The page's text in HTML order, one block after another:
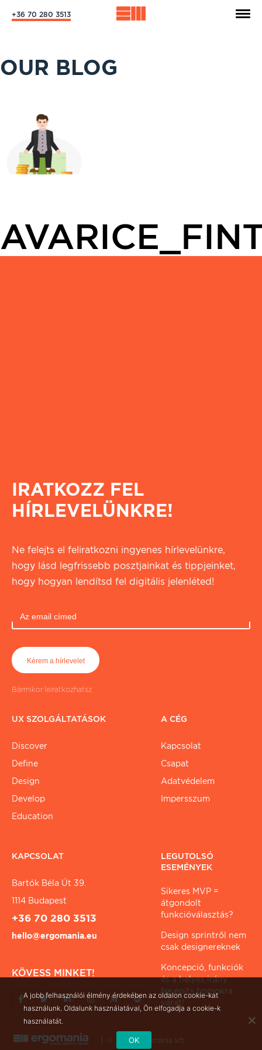
+36 70 280 3513
OUR BLOG
IRATKOZZ FEL
HÍRLEVELÜNKRE!
Ne felejts el feliratkozni ingyenes hírlevelünkre,
hogy lásd legfrissebb posztjainkat és tippjeinket,
hogy hogyan lendítsd fel digitális jelenléted!
Bármikor leiratkozhatsz
UX SZOLGÁLTATÁSOK
Discover
Define
Design
Develop
Education
A CÉG
Kapcsolat
Csapat
Adatvédelem
Impersszum
KAPCSOLAT
Bartók Béla Út 39.
1114 Budapest
+36 70 280 3513
hello@ergomania.eu
KÖVESS MINKET!
LEGUTOLSÓ
ESEMÉNYEK
Sikeres MVP =
átgondolt
funkcióválasztás?
Design sprintről nem
csak designereknek
Koncepció, funkciók
és a helyes irány
Ne építs homokra
várat!
© 2026 ergománia kft.
A jobb felhasználói élmény érdekében az oldalon cookie-kat
használunk. Oldalunk használatával, Ön elfogadja a cookie-k
használatát.
OK